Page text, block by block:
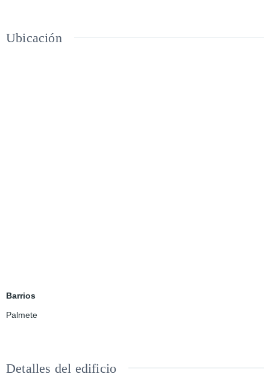
Ubicación
Barrios
Palmete
Detalles del edificio